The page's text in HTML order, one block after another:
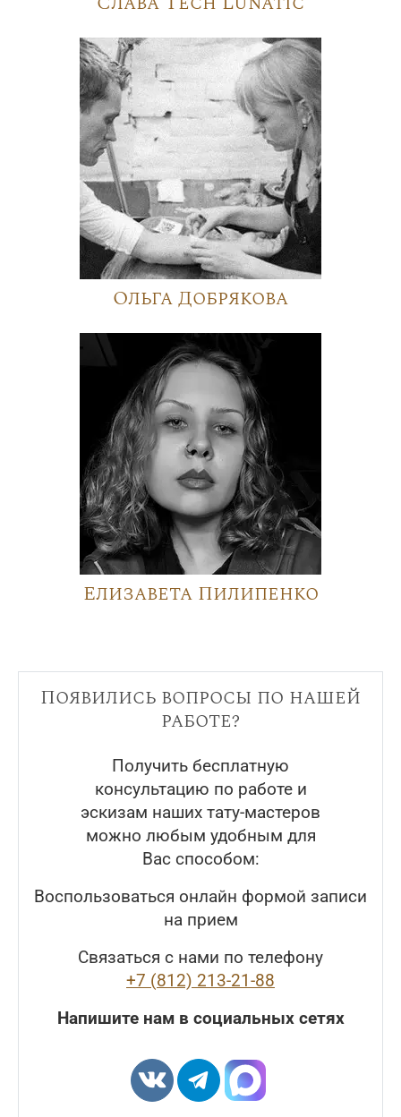
Ольга Добрякова
Елизавета Пилипенко
Появились вопросы по нашей
работе?
Получить бесплатную
консультацию по работе и
эскизам наших тату-мастеров
можно любым удобным для
Вас способом:
Воспользоваться онлайн формой записи
на прием
Связаться с нами по телефону
+7 (812) 213-21-88
Напишите нам в социальных сетях